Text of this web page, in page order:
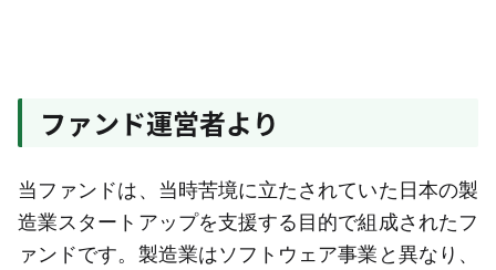
ファンド運営者より
当ファンドは、当時苦境に立たされていた日本の製
造業スタートアップを支援する目的で組成されたフ
ァンドです。製造業はソフトウェア事業と異なり、